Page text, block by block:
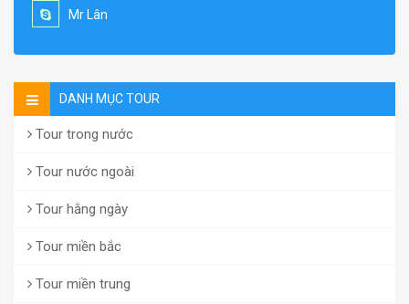
Mr Lân
DANH MỤC TOUR
Tour trong nước
Tour nước ngoài
Tour hằng ngày
Tour miền bắc
Tour miền trung